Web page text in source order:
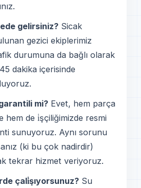
gelirsiniz? Sicak
gezici ekiplerimiz
durumuna da bağlı olarak
dakika içerisinde
garantili mi? Evet, hem parça
hem de i̇şçiliğimizde resmi
sunuyoruz. Aynı sorunu
(ki bu çok nadirdir)
tekrar hizmet veriyoruz.
çali̇şıyorsunuz? Su